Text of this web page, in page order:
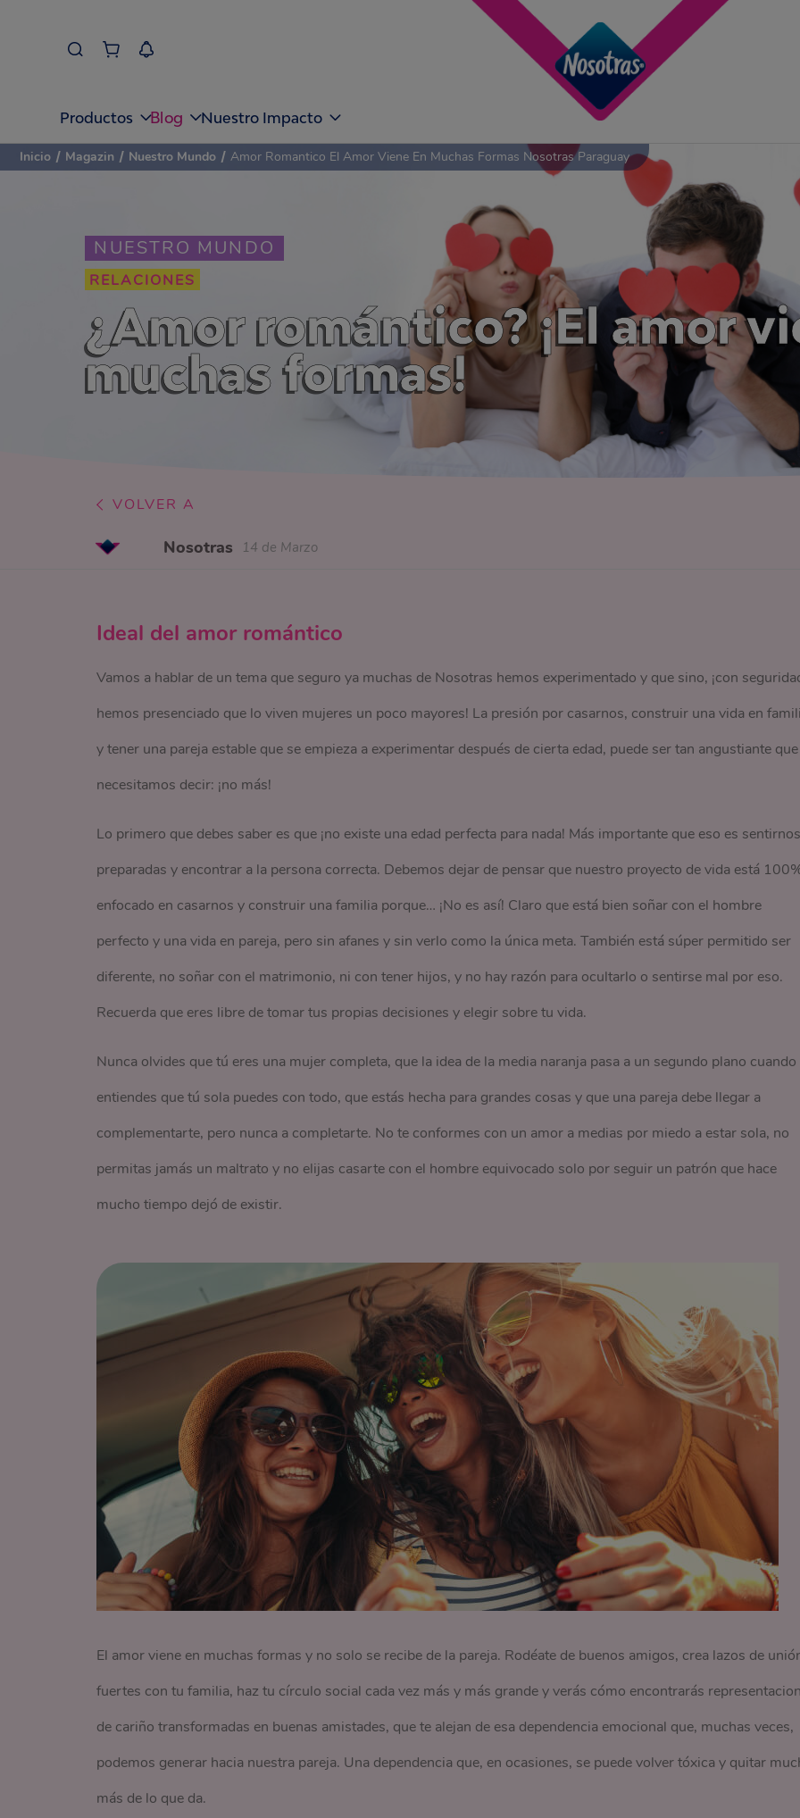
Productos Blog Nuestro Impacto
NUESTRO MUNDO
RELACIONES
¿Amor romántico? ¡El amor
muchas formas!
Inicio / Magazin / Nuestro Mundo / Amor Romantico El Amor Viene En Muchas Formas Nosotras Paraguay
VOLVER A
Nosotras 14 de Marzo
Ideal del amor romántico
Vamos a hablar de un tema que seguro ya muchas de Nosotras hemos experimentado y que sino, ¡con
hemos presenciado que lo viven mujeres un poco mayores! La presión por casarnos, construir una vida en
y tener una pareja estable que se empieza a experimentar después de cierta edad, puede ser tan angustiante que
necesitamos decir: ¡no más!
Lo primero que debes saber es que ¡no existe una edad perfecta para nada! Más importante que eso es sentirnos
preparadas y encontrar a la persona correcta. Debemos dejar de pensar que nuestro proyecto de vida está
enfocado en casarnos y construir una familia porque… ¡No es así! Claro que está bien soñar con el hombre
perfecto y una vida en pareja, pero sin afanes y sin verlo como la única meta. También está súper permitido ser
diferente, no soñar con el matrimonio, ni con tener hijos, y no hay razón para ocultarlo o sentirse mal por eso.
Recuerda que eres libre de tomar tus propias decisiones y elegir sobre tu vida.
Nunca olvides que tú eres una mujer completa, que la idea de la media naranja pasa a un segundo plano cuando
entiendes que tú sola puedes con todo, que estás hecha para grandes cosas y que una pareja debe llegar a
complementarte, pero nunca a completarte. No te conformes con un amor a medias por miedo a estar sola, no
permitas jamás un maltrato y no elijas casarte con el hombre equivocado solo por seguir un patrón que hace
mucho tiempo dejó de existir.
El amor viene en muchas formas y no solo se recibe de la pareja. Rodéate de buenos amigos, crea lazos de
fuertes con tu familia, haz tu círculo social cada vez más y más grande y verás cómo encontrarás
de cariño transformadas en buenas amistades, que te alejan de esa dependencia emocional que, muchas veces,
podemos generar hacia nuestra pareja. Una dependencia que, en ocasiones, se puede volver tóxica y quitar
más de lo que da.